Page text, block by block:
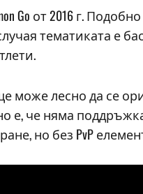
Go от 2016 г.
тематиката е
може лесно да се
е, че няма
но без PvP